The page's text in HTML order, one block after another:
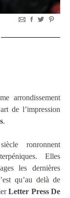
arrondissement
de l’impression
.
ronronnent
Elles
les dernières
qu’au delà de
Letter Press De